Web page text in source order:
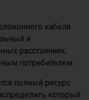
кабеля
и
расстояниях,
потребителем.
полный ресурс
который